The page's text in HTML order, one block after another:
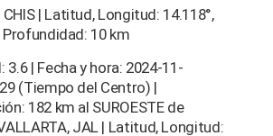
CHIS | Latitud, Longitud: 14.118°,
Profundidad: 10 km
3.6 | Fecha y hora: 2024-11-
(Tiempo del Centro) |
182 km al SUROESTE de
JAL | Latitud, Longitud: